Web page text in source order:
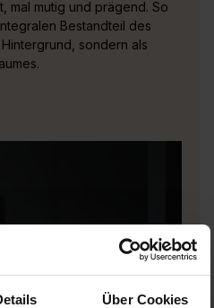
Über Cookies
mal mutig und prägend. So
Bestandteil des
sondern als